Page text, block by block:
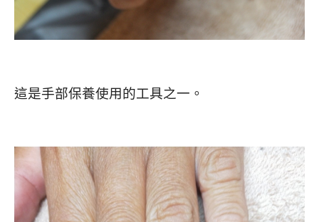
這是手部保養使用的工具之一。